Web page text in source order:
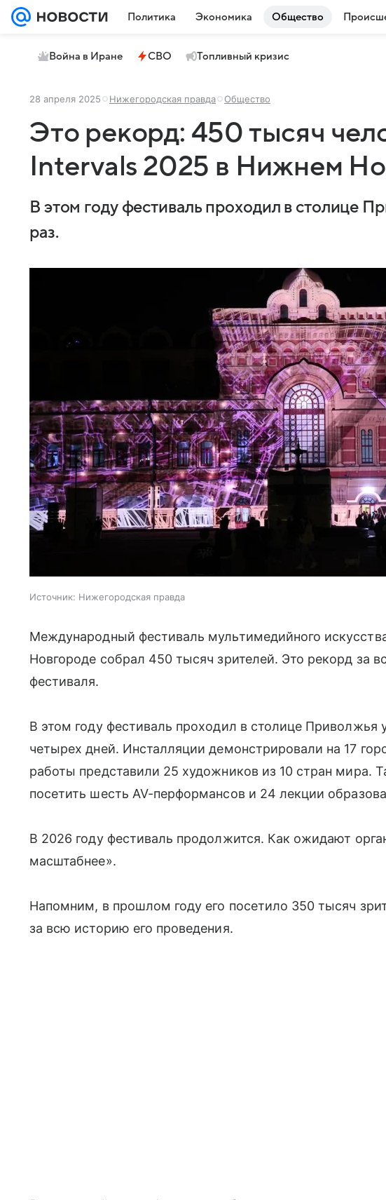
Политика Экономика Общество
Война в Иране СВО Топливный кризис
28 апреля 2025 Нижегородская правда Общество
Это рекорд: 450 тысяч
Intervals 2025 в Нижнем
В этом году фестиваль проходил в столице
раз.
Источник: Нижегородская правда
Международный фестиваль мультимедийного
Новгороде собрал 450 тысяч зрителей. Это рекорд за
фестиваля.
В этом году фестиваль проходил в столице Приволжья
четырех дней. Инсталляции демонстрировали на 17
работы представили 25 художников из 10 стран мира.
посетить шесть AV-перформансов и 24 лекции
В 2026 году фестиваль продолжится. Как ожидают
масштабнее».
Напомним, в прошлом году его посетило 350 тысяч
за всю историю его проведения.